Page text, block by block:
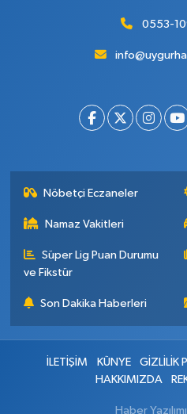
0553-
Nöbetçi Eczaneler
Namaz Vakitleri
Süper Lig Puan Durumu
ve Fikstür
Son Dakika Haberleri
İLETİŞİM KÜNYE GİZLİLİK
HAKKIMIZDA
Haber